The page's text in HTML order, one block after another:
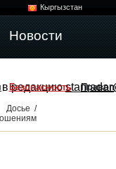
Кыргызстан
Новости
Безопасность
в редакцию
Досье /